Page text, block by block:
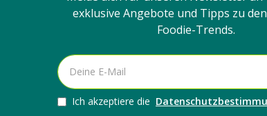
exklusive Angebote und Tipps zu
Foodie-Trends.
Ich akzeptiere die